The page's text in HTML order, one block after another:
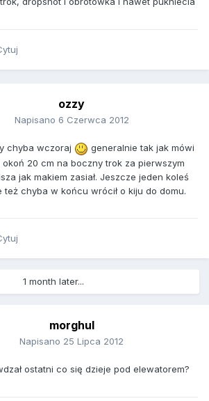
ozzy
Napisano 6 Czerwca 2012
chyba wczoraj
generalnie tak jak mówi
20 cm na boczny trok za pierwszym
jak makiem zasiał. Jeszcze jeden koleś
też chyba w końcu wrócił o kiju do domu.
1 month later...
morghul
Napisano 25 Lipca 2012
ostatni co się dzieje pod elewatorem?